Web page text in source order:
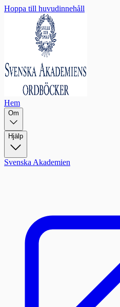
Hoppa till huvudinnehåll
Hem
Om
Hjälp
Svenska Akademien